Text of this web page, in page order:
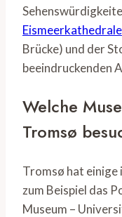
Eismeerkathedrale
Brücke) und der
beeindruckenden
Welche
Tromsø
Tromsø hat einige
zum Beispiel das
Museum –